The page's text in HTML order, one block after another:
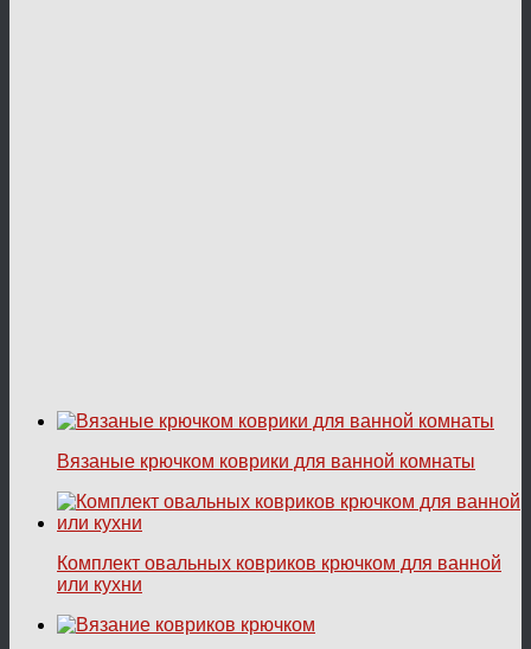
Вязаные крючком коврики для ванной комнаты
Комплект овальных ковриков крючком для ванной
или кухни